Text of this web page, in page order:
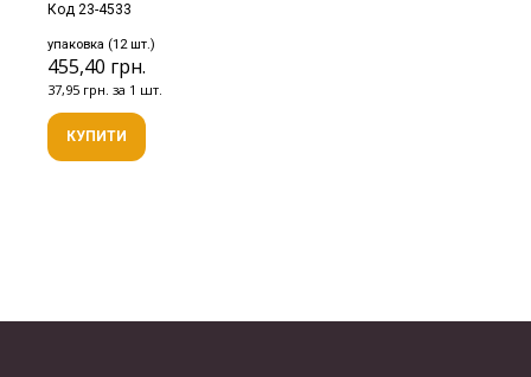
Код 23-4533
упаковка (12 шт.)
455,40 грн.
37,95 грн. за 1 шт.
КУПИТИ